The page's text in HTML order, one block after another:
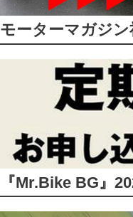
モーターマガジ
『Mr.Bike BG』